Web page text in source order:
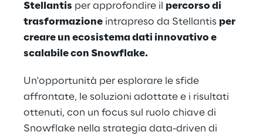
Stellantis per approfondire il percorso di
trasformazione intrapreso da Stellantis per
creare un ecosistema dati innovativo e
scalabile con Snowflake.
Un'opportunità per esplorare le sfide
affrontate, le soluzioni adottate e i risultati
ottenuti, con un focus sul ruolo chiave di
Snowflake nella strategia data-driven di